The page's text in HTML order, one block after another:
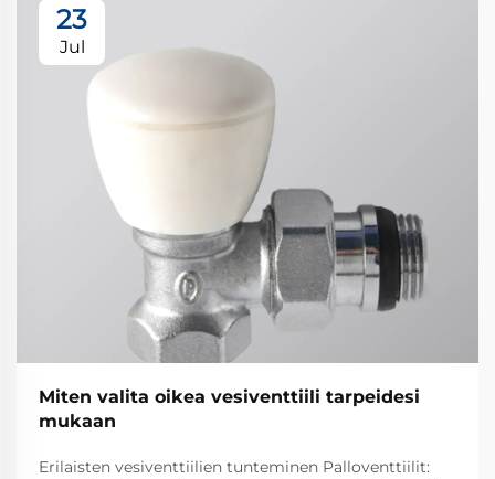
23
Jul
Miten valita oikea vesiventtiili tarpeidesi
mukaan
Erilaisten vesiventtiilien tunteminen Palloventtiilit: